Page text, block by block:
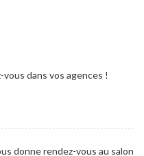
dans vos agences !
donne rendez-vous au salon